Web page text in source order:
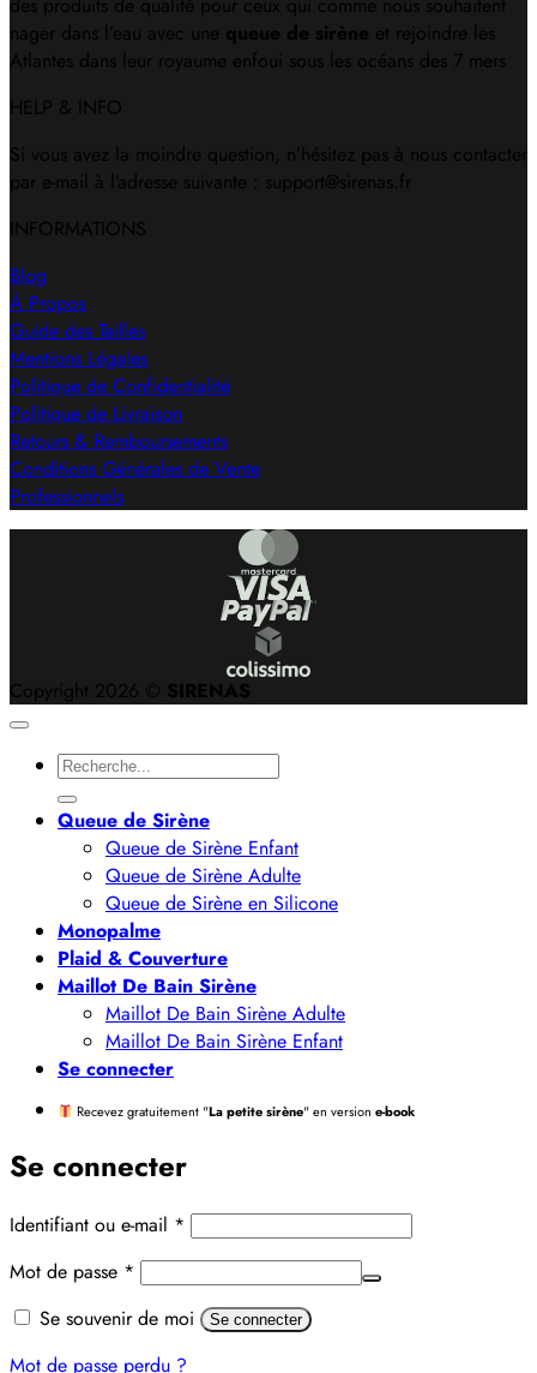
des produits de qualité pour ceux qui comme nous souhaitent
nager dans l’eau avec une queue de sirène et rejoindre les
Atlantes dans leur royaume enfoui sous les océans des 7 mers
HELP & INFO
Si vous avez la moindre question, n’hésitez pas à nous contacter
par e-mail à l’adresse suivante : support@sirenas.fr
INFORMATIONS
Blog
À Propos
Guide des Tailles
Mentions Légales
Politique de Confidentialité
Politique de Livraison
Retours & Remboursements
Conditions Générales de Vente
Professionnels
Copyright 2026 © SIRENAS
Recherche
pour :
Queue de Sirène
Queue de Sirène Enfant
Queue de Sirène Adulte
Queue de Sirène en Silicone
Monopalme
Plaid & Couverture
Maillot De Bain Sirène
Maillot De Bain Sirène Adulte
Maillot De Bain Sirène Enfant
Se connecter
Recevez gratuitement "La petite sirène" en version e-book
Se connecter
Identifiant ou e-mail * Obligatoire
Mot de passe * Obligatoire
Alternative:
Se souvenir de moi Se connecter
Mot de passe perdu ?